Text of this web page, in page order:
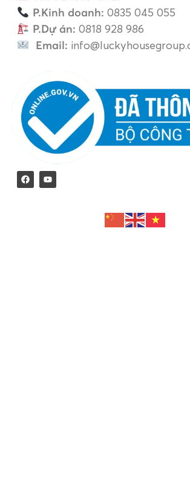
P.Kinh doanh: 0835 045 055
P.Dự án: 0818 928 986
Email: